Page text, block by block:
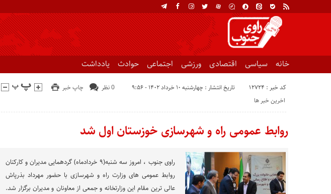
خانه سیاسی اقتصادی ورزشی اجتماعی حوادث یادداشت
کد خبر : 12724 تاریخ انتشار : چهارشنبه ۱۰ خرداد ۱۴۰۲ - ۹:۵۶ چاپ خبر
0 نظر
اخرین خبر ها
روابط عمومی راه و شهرسازی خوزستان اول شد
راوی جنوب ، امروز سه شنبه(۹ خردادماه) گردهمایی مدیران و کارکنان
روابط عمومی های وزارت راه و شهرسازی با حضور مهرداد بذرپاش
عالی ترین مقام این وزارتخانه و جمعی از معاونان و مدیران برگزار شد.